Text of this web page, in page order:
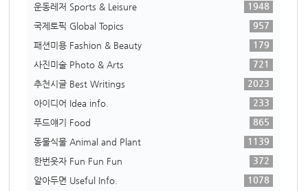
운동레저 Sports & Leisure
1948
국제토픽 Global Topics
957
패션미용 Fashion & Beauty
179
사진미술 Photo & Arts
721
추천시글 Best Writings
2023
아이디어 Idea info.
233
푸드얘기 Food
865
동물식물 Animal and Plant
1139
한번웃자 Fun Fun Fun
372
알아두면 Useful Info.
1078